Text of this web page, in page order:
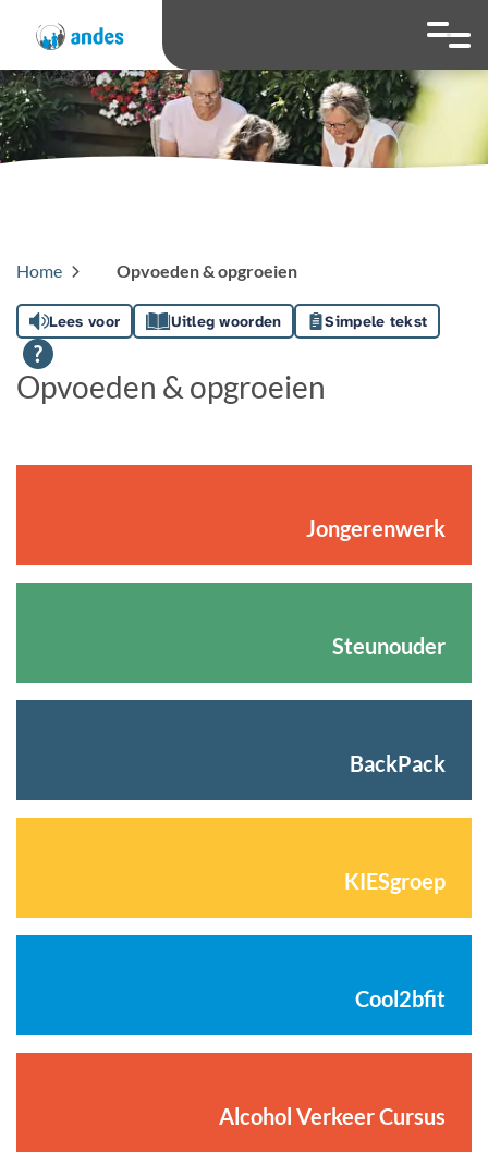
Hoog contrast
Ga naar
Home Opvoeden & opgroeien
Lees voor Uitleg woorden Simpele tekst
Opvoeden & opgroeien
Jongerenwerk
Steunouder
BackPack
KIESgroep
Cool2bfit
Alcohol Verkeer Cursus